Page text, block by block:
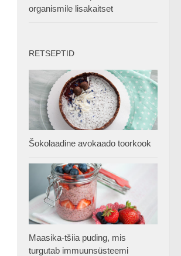
organismile lisakaitset
RETSEPTID
Šokolaadine avokaado toorkook
Maasika-tšiia puding, mis
turgutab immuunsüsteemi